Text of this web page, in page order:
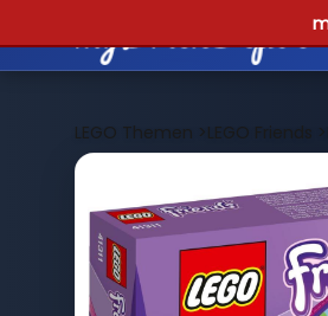
LEGO Themen >LEGO Friends >